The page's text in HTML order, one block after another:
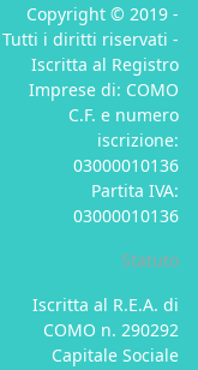
Copyright © 2019 -
Tutti i diritti riservati -
Iscritta al Registro
Imprese di: COMO
C.F. e numero
iscrizione:
03000010136
Partita IVA:
03000010136
Statuto
Iscritta al R.E.A. di
COMO n. 290292
Capitale Sociale